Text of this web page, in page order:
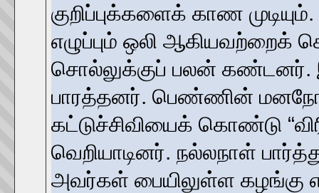
குறிப்புக்களைக் காண
எழுப்பும் ஒலி ஆகியவற்றைக்
சொல்லுக்குப் பலன் கண்டனர்.
பாரத்தனர். பெண்ணின்
கட்டுச்சிவியைக் கொண்டு
வெறியாடினர். நல்லநாள்
அவர்கள் பையிலுள்ள